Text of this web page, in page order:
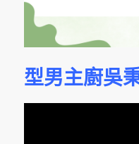
型男主廚吳